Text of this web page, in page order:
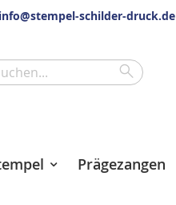
info@stempel-schilder-druck.de
Search
Prägezangen